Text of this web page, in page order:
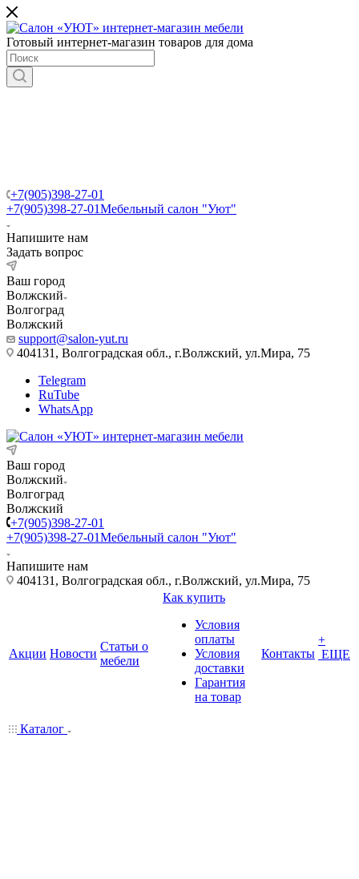
Готовый интернет-магазин товаров для дома
+7(905)398-27-01
+7(905)398-27-01Мебельный салон "Уют"
Напишите нам
Задать вопрос
Ваш город
Волжский
Волгоград
Волжский
support@salon-yut.ru
404131, Волгоградская обл., г.Волжский, ул.Мира, 75
Telegram
RuTube
WhatsApp
Ваш город
Волжский
Волгоград
Волжский
+7(905)398-27-01
+7(905)398-27-01Мебельный салон "Уют"
Напишите нам
404131, Волгоградская обл., г.Волжский, ул.Мира, 75
Акции Новости
Статьи о
мебели
Как купить
Условия
оплаты
Условия
доставки
Гарантия
на товар
Контакты
+
ЕЩЕ
Каталог